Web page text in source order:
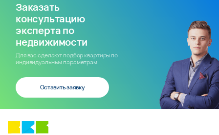
Заказать
консультацию
эксперта по
недвижимости
Для вас сделают подбор квартиры по
индивидуальным параметрам
Оставить заявку